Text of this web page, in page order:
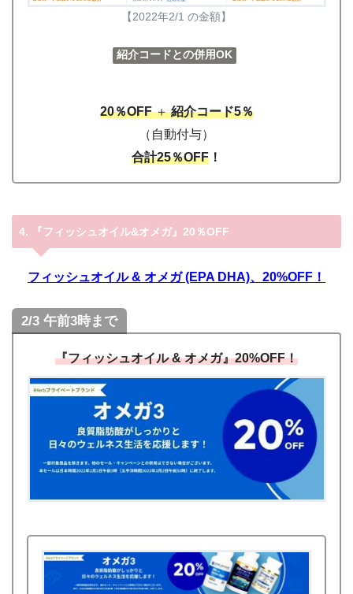
【2022年2/1 の金額】
紹介コードとの併用OK
20％OFF＋紹介コード5％
（自動付与）
合計25％OFF ！
4. 『フィッシュオイル&オメガ』20％OFF
フィッシュオイル & オメガ (EPA DHA)、20%OFF！
2/3 午前3時まで
『フィッシュオイル & オメガ』20%OFF！